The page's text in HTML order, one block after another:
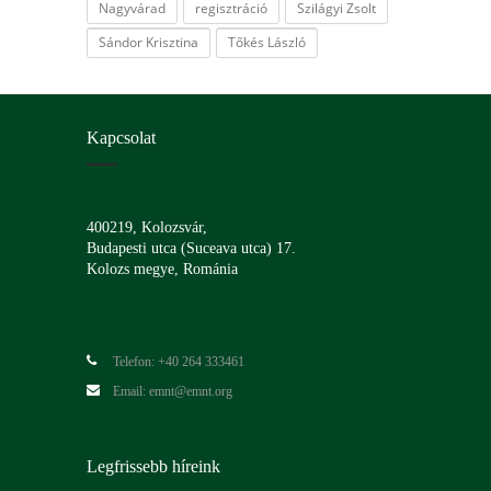
Nagyvárad regisztráció
Szilágyi Zsolt
Sándor Krisztina
Tőkés László
Kapcsolat
400219, Kolozsvár,
Budapesti utca (Suceava utca) 17.
Kolozs megye, Románia
Telefon: +40 264 333461
Email: emnt@emnt.org
Legfrissebb híreink